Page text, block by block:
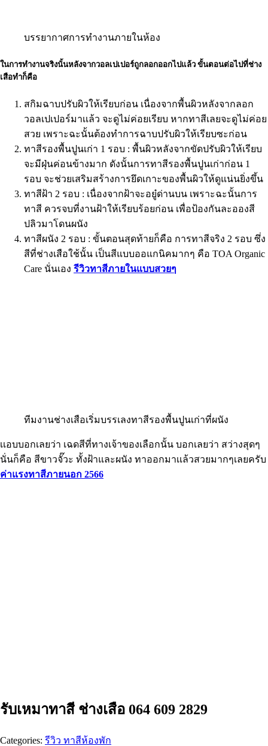
บรรยากาศการทำงานภายในห้อง
ในการทำงานจริงนั้นหลังจากวอลเปเปอร์ถูกลอกออกไปแล้ว ขั้นตอนต่อไปที่ช่าง
เสือทำก็คือ
สกิมฉาบปรับผิวให้เรียบก่อน เนื่องจากพื้นผิวหลังจากลอก
วอลเปเปอร์มาเเล้ว จะดูไม่ค่อยเรียบ หากทาสีเลยจะดูไม่ค่อย
สวย เพราะฉะนั้นต้องทำการฉาบปรับผิวให้เรียบซะก่อน
ทาสีรองพื้นปูนเก่า 1 รอบ : พื้นผิวหลังจากขัดปรับผิวให้เรียบ
จะมีฝุ่นค่อนข้างมาก ดังนั้นการทาสีรองพื้นปูนเก่าก่อน 1
รอบ จะช่วยเสริมสร้างการยึดเกาะของพื้นผิวให้ดูแน่นยิ่งขึ้น
ทาสีฝ้า 2 รอบ : เนื่องจากฝ้าจะอยู๋ด่านบน เพราะฉะนั้นการ
ทาสี ควรจบที่งานฝ้าให้เรียบร้อยก่อน เพื่อป้องกันละอองสี
ปลิวมาโดนผนัง
ทาสีผนัง 2 รอบ : ขั้นตอนสุดท้ายก็คือ การทาสีจริง 2 รอบ ซึ่ง
สีที่ช่างเสือใช้นั้น เป็นสีแบบออแกนิคมากๆ คือ TOA Organic
Care นั่นเอง รีวิวทาสีภายในแบบสวยๆ
ทีมงานช่างเสือเริ่มบรรเลงทาสีรองพื้นปูนเก่าที่ผนัง
เเอบบอกเลยว่า เฉดสีที่ทางเจ้าของเลือกนั้น บอกเลยว่า สว่างสุดๆ
นั่นก็คือ สีขาวจั๊วะ ทั้งฝ้าและผนัง ทาออกมาเเล้วสวยมากๆเลยครับ
ค่าแรงทาสีภายนอก 2566
รับเหมาทาสี ช่างเสือ 064 609 2829
Categories: รีวิว ทาสีห้องพัก